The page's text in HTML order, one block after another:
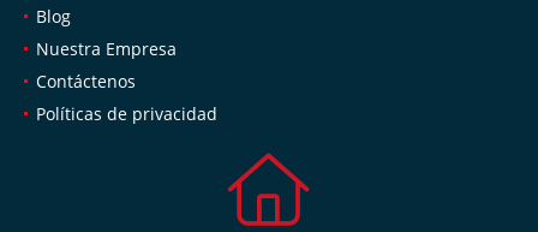
Blog
Nuestra Empresa
Contáctenos
Políticas de privacidad